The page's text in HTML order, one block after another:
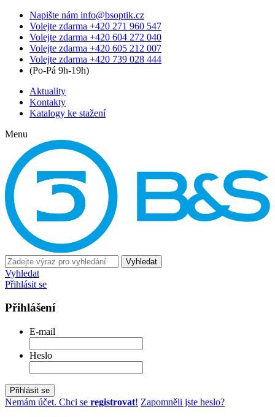
Napište nám info@bsoptik.cz
Volejte zdarma +420 271 960 547
Volejte zdarma +420 604 272 040
Volejte zdarma +420 605 212 007
Volejte zdarma +420 739 028 444
(Po-Pá 9h-19h)
Aktuality
Kontakty
Katalogy ke stažení
Menu
Vyhledat
Vyhledat
Přihlásit se
Přihlášení
E-mail
Heslo
Přihlásit se
Nemám účet. Chci se registrovat! Zapomněli jste heslo?